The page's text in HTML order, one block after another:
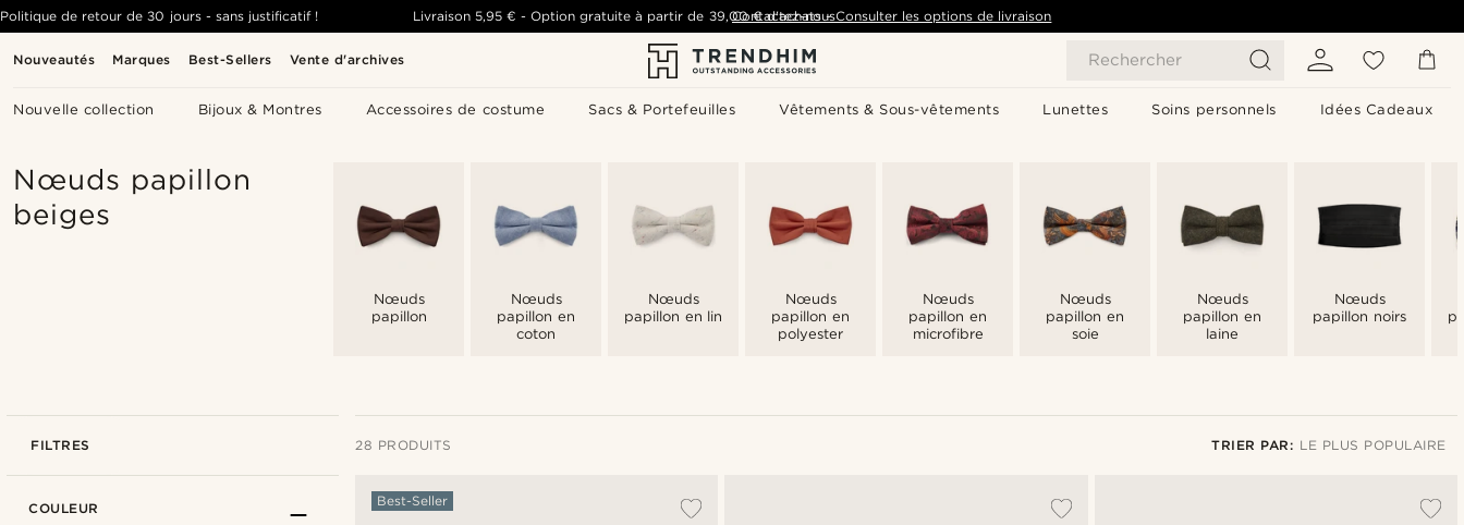
Nouveautés Marques Best-Sellers Vente d'archives Rechercher
Nouvelle collection Bijoux & Montres Accessoires de costume Sacs & Portefeuilles Vêtements & Sous-vêtements Lunettes Soins personnels Idées Cadeaux
Politique de retour de 30 jours - sans justificatif ! Livraison 5,95 € -Option gratuite à partir de 39,00 € d'achats- Consulter les options de livraison
Contactez-nous
Nœuds papillon
beiges
Nœuds
papillon
Nœuds
papillon en
coton
Nœuds
papillon en lin
Nœuds
papillon en
polyester
Nœuds
papillon en
microfibre
Nœuds
papillon en
soie
Nœuds
papillon en
laine
Nœuds
papillon noirs
FILTRES 28 PRODUITS TRIER PAR: LE PLUS POPULAIRE
Best-Seller
COULEUR